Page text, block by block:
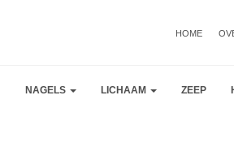
HOME
NAGELS LICHAAM ZEEP